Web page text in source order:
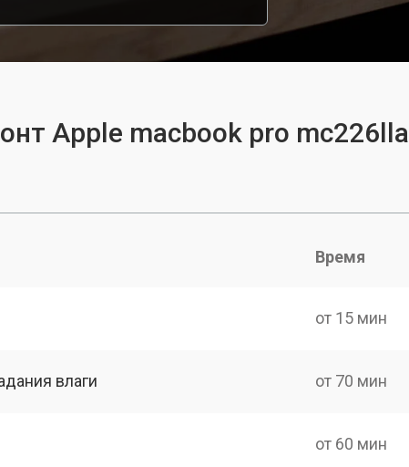
Apple macbook pro mc226lla
Время
от 15 мин
влаги от 70 мин
от 60 мин